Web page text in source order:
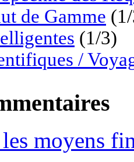
de Gamme
(1/3)
/
les moyens